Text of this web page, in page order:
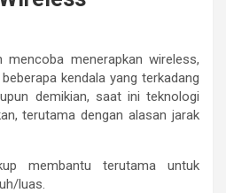
mencoba menerapkan wireless,
kendala yang terkadang
demikian, saat ini teknologi
terutama dengan alasan jarak
membantu terutama untuk
luas.